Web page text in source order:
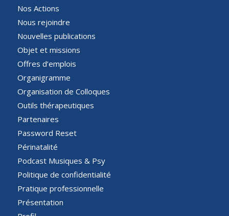
Nos Actions
Nous rejoindre
Nouvelles publications
Objet et missions
Offres d’emplois
Organigramme
Organisation de Colloques
Outils thérapeutiques
Partenaires
Password Reset
Périnatalité
Podcast Musiques & Psy
Politique de confidentialité
Pratique professionnelle
Présentation